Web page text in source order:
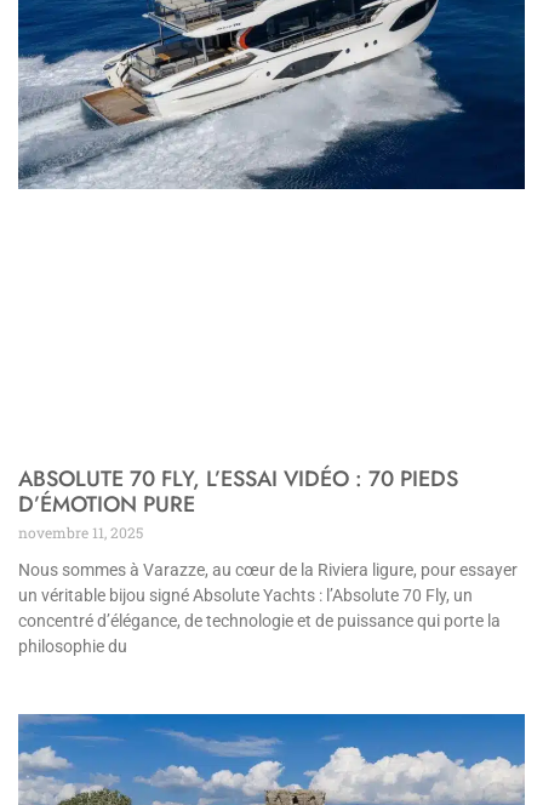
ABSOLUTE 70 FLY, L’ESSAI VIDÉO : 70 PIEDS
D’ÉMOTION PURE
novembre 11, 2025
Nous sommes à Varazze, au cœur de la Riviera ligure, pour essayer
un véritable bijou signé Absolute Yachts : l’Absolute 70 Fly, un
concentré d’élégance, de technologie et de puissance qui porte la
philosophie du